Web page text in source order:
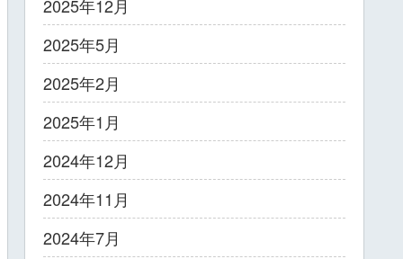
2025年12月
2025年5月
2025年2月
2025年1月
2024年12月
2024年11月
2024年7月